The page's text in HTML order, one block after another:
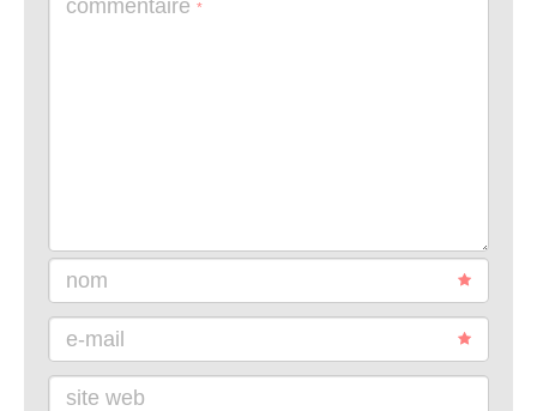
commentaire *
nom
e-mail
site web